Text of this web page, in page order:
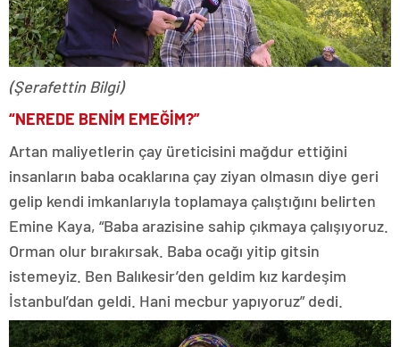
(Şerafettin Bilgi)
“NEREDE BENİM EMEĞİM?”
Artan maliyetlerin çay üreticisini mağdur ettiğini
insanların baba ocaklarına çay ziyan olmasın diye geri
gelip kendi imkanlarıyla toplamaya çalıştığını belirten
Emine Kaya, “Baba arazisine sahip çıkmaya çalışıyoruz.
Orman olur bırakırsak. Baba ocağı yitip gitsin
istemeyiz. Ben Balıkesir’den geldim kız kardeşim
İstanbul’dan geldi. Hani mecbur yapıyoruz” dedi.